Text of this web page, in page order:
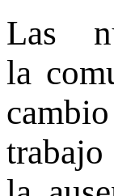
Las
la